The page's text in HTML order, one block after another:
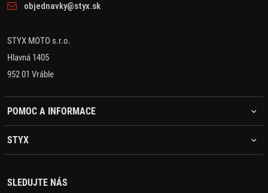
objednavky@styx.sk
STYX MOTO s.r.o.
Hlavná 1405
952 01 Vráble
POMOC A INFORMACE
STYX
SLEDUJTE NÁS